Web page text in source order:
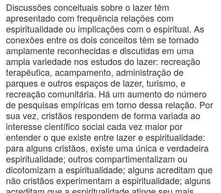
Discussões conceituais sobre o lazer têm
apresentado com frequência relações com
espiritualidade ou implicações com o espiritual. As
conexões entre os dois conceitos têm se tornado
amplamente reconhecidas e discutidas em uma
ampla variedade nos estudos do lazer: recreação
terapêutica, acampamento, administração de
parques e outros espaços de lazer, turismo, e
recreação comunitária. Há um aumento do número
de pesquisas empíricas em torno dessa relação. Por
sua vez, cristãos respondem de forma variada ao
interesse científico social cada vez maior por
entender o que existe entre lazer e espiritualidade:
para alguns cristãos, existe uma única e verdadeira
espiritualidade; outros compartimentalizam ou
dicotomizam a espiritualidade; alguns acreditam que
não cristãos experimentam a espiritualidade; alguns